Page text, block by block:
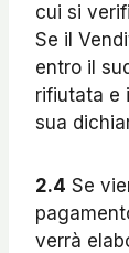
cui si
Se il
entro il
rifiutata e
sua
2.4 Se
verrà